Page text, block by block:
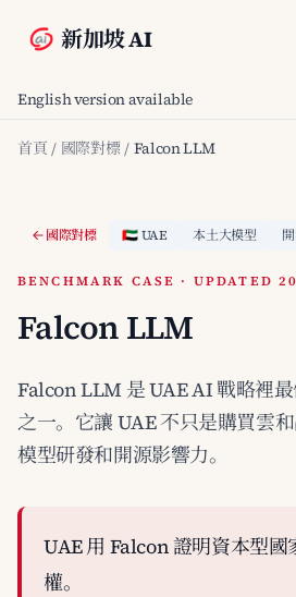
新加坡 AI
English version available
首頁 / 國際對標 / Falcon LLM
國際對標 🇦🇪 UAE 本土大模型
BENCHMARK CASE · UPDATED
Falcon LLM
Falcon LLM 是 UAE AI 戰略裡
之一。它讓 UAE 不只是購買雲
模型研發和開源影響力。
UAE 用 Falcon 證明資本型國
權。